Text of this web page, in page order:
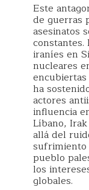
Este
de guerras
asesinatos
constantes.
iraníes en
nucleares
ha
actores
influencia
Líbano,
allá del
sufrimiento
pueblo
los
globales.